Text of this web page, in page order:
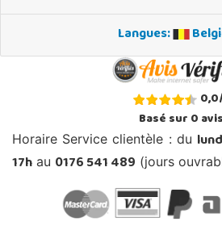
Langues:
0,0
Basé sur0avis
Horaire Service clientèle : du
17h au 0176 541 489 (jours